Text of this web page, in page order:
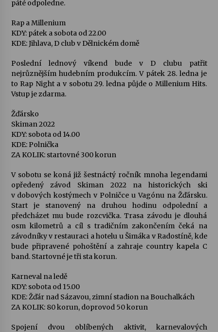
páté odpoledne.
Rap a Millenium
KDY: pátek a sobota od 22.00
KDE: Jihlava, D club v Dělnickém domě
Poslední lednový víkend bude v D clubu patřit
nejrůznějším hudebním produkcím. V pátek 28. ledna je
to Rap Night a v sobotu 29. ledna půjde o Millenium Hits.
Vstup je zdarma.
Žďársko
Skiman 2022
KDY: sobota od 14.00
KDE: Polnička
ZA KOLIK: startovné 300 korun
V sobotu se koná již šestnáctý ročník mnoha legendami
opředený závod Skiman 2022 na historických ski
v dobových kostýmech v Polničce u Vagónu na Žďársku.
Start je stanovený na druhou hodinu odpolední a
předcházet mu bude rozcvička. Trasa závodu je dlouhá
osm kilometrů a cíl s tradičním zakončením čeká na
závodníky v restauraci a hotelu u Šimáka v Radostíně, kde
bude připravené pohoštění a zahraje country kapela C
band. Startovné je tři sta korun.
Karneval na ledě
KDY: sobota od 15.00
KDE: Žďár nad Sázavou, zimní stadion na Bouchalkách
ZA KOLIK: 80 korun, doprovod 50 korun
Spojení dvou oblíbených aktivit, karnevalových